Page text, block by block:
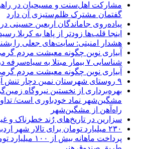
مشارکت اهل‌سنت و مسیحیان در
گفتمان مشترک ظلم‌ستیزی آن دارد
پیاده‌روی جاماندگان اربعین حسینی در
اینجا قلب‌ها زودتر از پاها به کربلا
هشدار امنیتی: سایت‌های جعلی را
آبیاری نوین چگونه معیشت مردم
شناسایی ۷ بیمار مبتلا به سیاه‌سرفه در اردبیل
آبیاری نوین چگونه معیشت مردم
۹ روستای شهرستان نمین دچار تنش آبی هستند
بهره‌برداری از نخستین نیروگاه
مشگین‌شهر نماد خودباوری است/
راه‌آهن از مشگین‌شهر
سزارین در تاریخ‌های رُند خطرناک و
۲۳۰ میلیارد تومان برای تالار شهر اردبیل تأمین شد
پرداخت ماهانه بیش